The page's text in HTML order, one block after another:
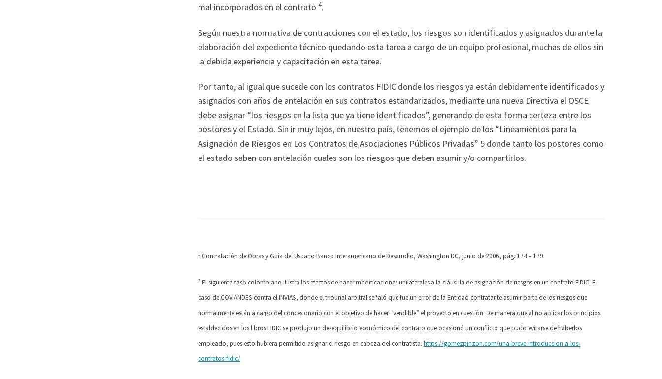
mal incorporados en el contrato 4.
Según nuestra normativa de contracciones con el estado, los riesgos son identificados y asignados durante la
elaboración del expediente técnico quedando esta tarea a cargo de un equipo profesional, muchas de ellos sin
la debida experiencia y capacitación en esta tarea.
Por tanto, al igual que sucede con los contratos FIDIC donde los riesgos ya están debidamente identificados y
asignados con años de antelación en sus contratos estandarizados, mediante una nueva Directiva el OSCE
debe asignar “los riesgos en la lista que ya tiene identificados”, generando de esta forma certeza entre los
postores y el Estado. Sin ir muy lejos, en nuestro país, tenemos el ejemplo de los “Lineamientos para la
Asignación de Riesgos en Los Contratos de Asociaciones Públicos Privadas” 5 donde tanto los postores como
el estado saben con antelación cuales son los riesgos que deben asumir y/o compartirlos.
1 Contratación de Obras y Guía del Usuario Banco Interamericano de Desarrollo, Washington DC, junio de 2006, pág. 174 – 179
2 El siguiente caso colombiano ilustra los efectos de hacer modificaciones unilaterales a la cláusula de asignación de riesgos en un contrato FIDIC: El
caso de COVIANDES contra el INVIAS, donde el tribunal arbitral señaló que fue un error de la Entidad contratante asumir parte de los riesgos que
normalmente están a cargo del concesionario con el objetivo de hacer “vendible” el proyecto en cuestión. De manera que al no aplicar los principios
establecidos en los libros FIDIC se produjo un desequilibrio económico del contrato que ocasionó un conflicto que pudo evitarse de haberlos
empleado, pues esto hubiera permitido asignar el riesgo en cabeza delcontratista. https://gomezpinzon.com/una-breve-introduccion-a-los-
contratos-fidic/